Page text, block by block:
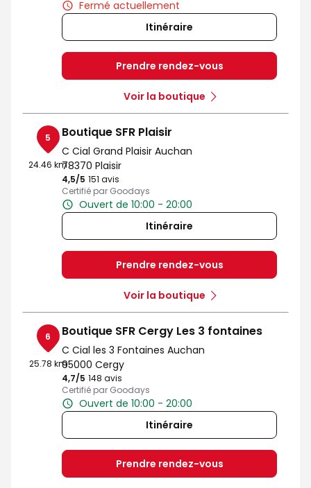
Fermé actuellement
Itinéraire
Prendre rendez-vous
Voir la boutique
5
24.46 km
Boutique SFR Plaisir
C Cial Grand Plaisir Auchan
78370 Plaisir
4,5/5 Note de 4.5 sur 5
151 avis
Certifié par Goodays
Ouvert de 10:00 - 20:00
Itinéraire
Prendre rendez-vous
Voir la boutique
6
25.78 km
Boutique SFR Cergy Les 3 fontaines
C Cial les 3 Fontaines Auchan
95000 Cergy
4,7/5 Note de 4.7 sur 5
148 avis
Certifié par Goodays
Ouvert de 10:00 - 20:00
Itinéraire
Prendre rendez-vous